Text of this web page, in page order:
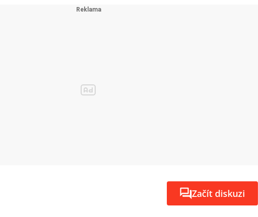
Začít diskuzi